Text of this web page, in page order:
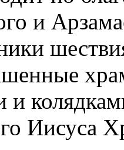
и
и
Иисуса